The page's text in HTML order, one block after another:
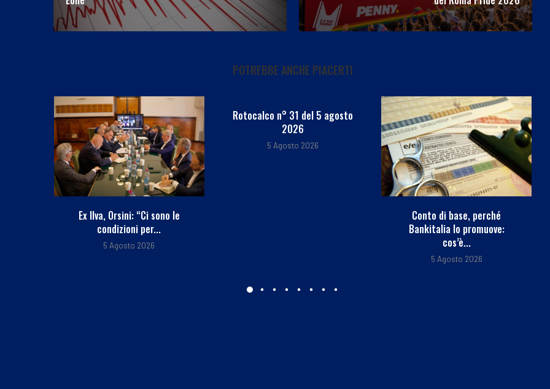
POTREBBE ANCHE PIACERTI
Rotocalco n° 31 del 5 agosto
2026
5 Agosto 2026
Carburante annacquato, in
corso maxi operazione Gdf
per...
5 Agosto 2026